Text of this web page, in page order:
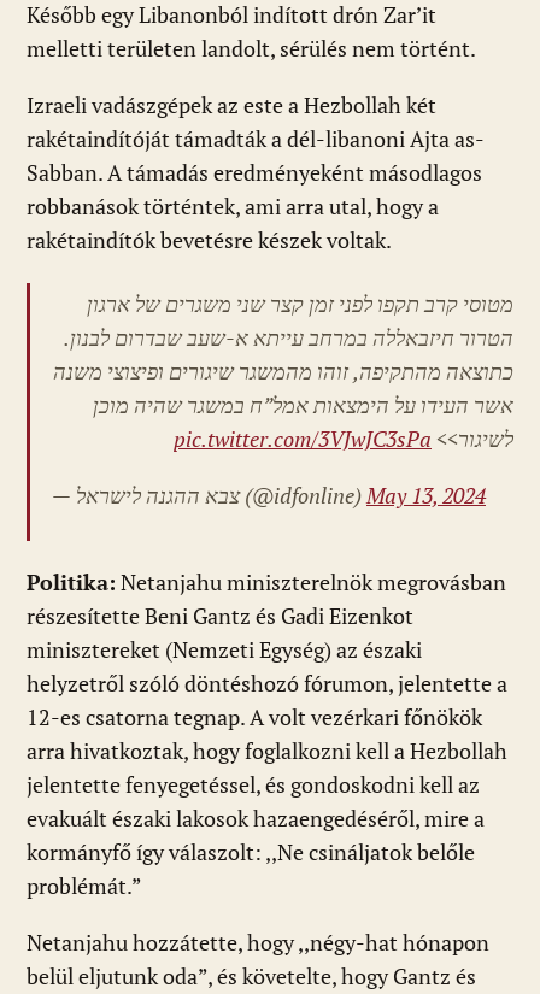
Később egy Libanonból indított drón Zar’it
melletti területen landolt, sérülés nem történt.
Izraeli vadászgépek az este a Hezbollah két
rakétaindítóját támadták a dél-libanoni Ajta as-
Sabban. A támadás eredményeként másodlagos
robbanások történtek, ami arra utal, hogy a
rakétaindítók bevetésre készek voltak.
מטוסי קרב תקפו לפני זמן קצר שני משגרים של ארגון
הטרור חיזבאללה במרחב עייתא א-שעב שבדרום לבנון.
כתוצאה מהתקיפה, זוהו מהמשגר שיגורים ופיצוצי משנה
אשר העידו על הימצאות אמל”ח במשגר שהיה מוכן
לשיגור>> pic.twitter.com/3VJwJC3sPa
— צבא ההגנה לישראל (@idfonline)May 13, 2024
Politika: Netanjahu miniszterelnök megrovásban
részesítette Beni Gantz és Gadi Eizenkot
minisztereket (Nemzeti Egység) az északi
helyzetről szóló döntéshozó fórumon, jelentette a
12-es csatorna tegnap. A volt vezérkari főnökök
arra hivatkoztak, hogy foglalkozni kell a Hezbollah
jelentette fenyegetéssel, és gondoskodni kell az
evakuált északi lakosok hazaengedéséről, mire a
kormányfő így válaszolt: ,,Ne csináljatok belőle
problémát.”
Netanjahu hozzátette, hogy ,,négy-hat hónapon
belül eljutunk oda”, és követelte, hogy Gantz és